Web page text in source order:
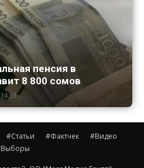
пенсия в
8 800 сомов
#Статьи #Фактчек
#Видео